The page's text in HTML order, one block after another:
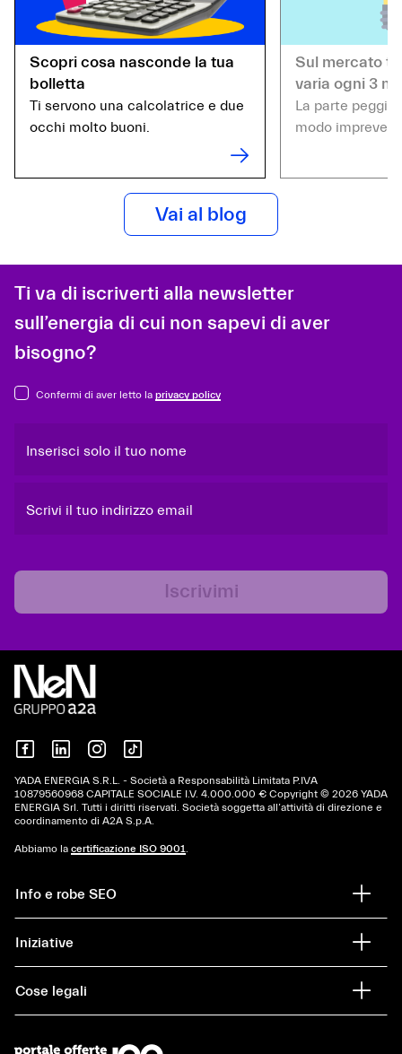
Scopri cosa nasconde la tua
bolletta
Ti servono una calcolatrice e due
occhi molto buoni.
Sul mercato
varia ogni 3
La parte
modo
Vai al blog
Ti va di iscriverti alla newsletter
sull’energia di cui non sapevi di aver
bisogno?
Confermi di aver letto la privacy policy
Inserisci solo il tuo nome
Scrivi il tuo indirizzo email
Iscrivimi
YADA ENERGIA S.R.L. - Società a Responsabilità Limitata P.IVA
10879560968 CAPITALE SOCIALE I.V. 4.000.000 € Copyright © 2026 YADA
ENERGIA Srl. Tutti i diritti riservati. Società soggetta all’attività di direzione e
coordinamento di A2A S.p.A.
Abbiamo la certificazione ISO 9001.
Info e robe SEO
Iniziative
Cose legali